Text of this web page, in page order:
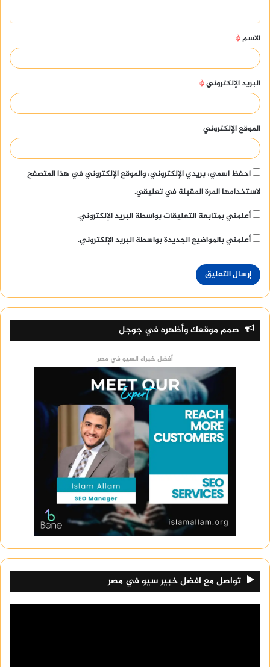
ق
*
الاسم*
البريد الإلكتروني*
الموقع الإلكتروني
احفظ اسمي، بريدي الإلكتروني، والموقع الإلكتروني في هذا المتصفح
لاستخدامها المرة المقبلة في تعليقي.
أعلمني بمتابعة التعليقات بواسطة البريد الإلكتروني.
أعلمني بالمواضيع الجديدة بواسطة البريد الإلكتروني.
صمم موقعك وأظهره في جوجل
أفضل خبراء السيو في مصر
تواصل مع افضل خبير سيو في مصر